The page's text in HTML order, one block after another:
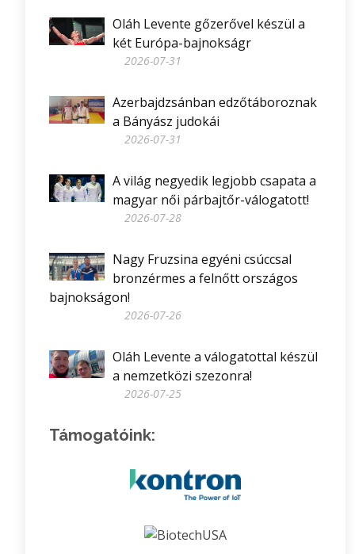
Oláh Levente gőzerővel készül a
két Európa-bajnokságr
2026-07-31
Azerbajdzsánban edzőtáboroznak
a Bányász judokái
2026-07-31
A világ negyedik legjobb csapata a
magyar női párbajtőr-válogatott!
2026-07-28
Nagy Fruzsina egyéni csúccsal
bronzérmes a felnőtt országos
bajnokságon!
2026-07-26
Oláh Levente a válogatottal készül
a nemzetközi szezonra!
2026-07-25
Támogatóink: